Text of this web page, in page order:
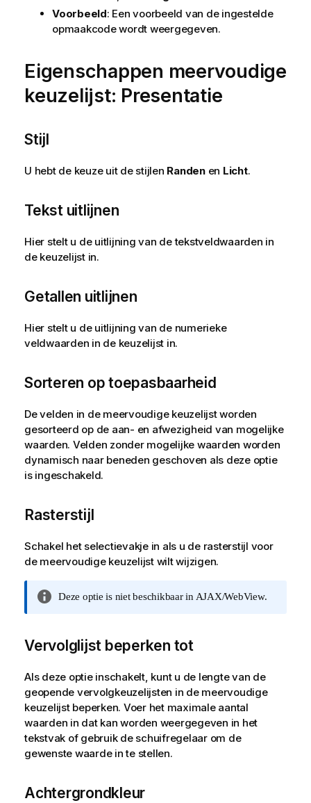
Voorbeeld: Een voorbeeld van de ingestelde
opmaakcode wordt weergegeven.
Eigenschappen meervoudige
keuzelijst: Presentatie
Stijl
U hebt de keuze uit de stijlen Randenen Licht.
Tekst uitlijnen
Hier stelt u de uitlijning van de tekstveldwaarden in
de keuzelijst in.
Getallen uitlijnen
Hier stelt u de uitlijning van de numerieke
veldwaarden in de keuzelijst in.
Sorteren op toepasbaarheid
De velden in de meervoudige keuzelijst worden
gesorteerd op de aan- en afwezigheid van mogelijke
waarden. Velden zonder mogelijke waarden worden
dynamisch naar beneden geschoven als deze optie
is ingeschakeld.
Rasterstijl
Schakel het selectievakje in als u de rasterstijl voor
de meervoudige keuzelijst wilt wijzigen.
I
o
m
a
t
i
e
Deze optie is niet beschikbaar in AJAX/WebView.
Vervolglijst beperken tot
Als deze optie inschakelt, kunt u de lengte van de
geopende vervolgkeuzelijsten in de meervoudige
keuzelijst beperken. Voer het maximale aantal
waarden in dat kan worden weergegeven in het
tekstvak of gebruik de schuifregelaar om de
gewenste waarde in te stellen.
Achtergrondkleur